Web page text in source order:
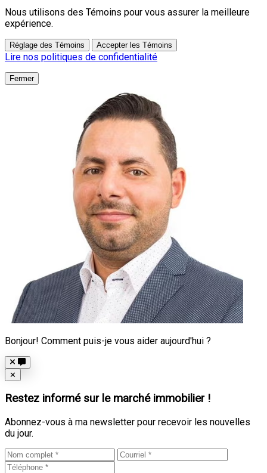
Nous utilisons des Témoins pour vous assurer la meilleure
expérience.
Réglage des Témoins Accepter les Témoins
Lire nos politiques de confidentialité
Fermer
Bonjour! Comment puis-je vous aider aujourd'hui ?
Close
✕
Restez informé sur le marché immobilier !
Abonnez-vous à ma newsletter pour recevoir les nouvelles
du jour.